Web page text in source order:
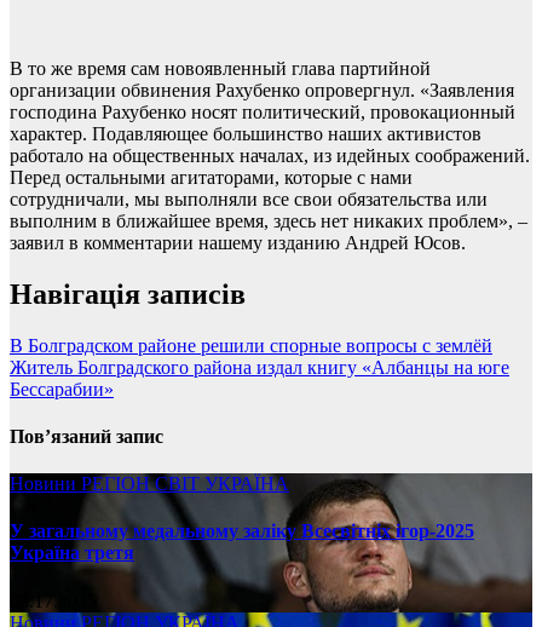
В то же время сам новоявленный глава партийной
организации обвинения Рахубенко опровергнул. «Заявления
господина Рахубенко носят политический, провокационный
характер. Подавляющее большинство наших активистов
работало на общественных началах, из идейных соображений.
Перед остальными агитаторами, которые с нами
сотрудничали, мы выполняли все свои обязательства или
выполним в ближайшее время, здесь нет никаких проблем», –
заявил в комментарии нашему изданию Андрей Юсов.
Навігація записів
В Болградском районе решили спорные вопросы с землёй
Житель Болградского района издал книгу «Албанцы на юге
Бессарабии»
Пов’язаний запис
Новини РЕГІОНСВІТ УКРАЇНА
У загальному медальному заліку Всесвітніх ігор-2025
Україна третя
08.17.2025
НовиниРЕГІОН УКРАЇНА